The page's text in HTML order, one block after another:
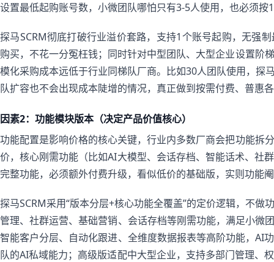
设置最低起购账号数，小微团队哪怕只有3-5人使用，也必须
探马SCRM彻底打破行业溢价套路，支持1个账号起购，无强
购买，不花一分冤枉钱；同时针对中型团队、大型企业设置阶
模化采购成本远低于行业同梯队厂商。比如30人团队使用，探
队扩容也不会出现成本陡增的情况，真正做到按需付费、普惠
因素2：功能模块版本（决定产品价值核心）
功能配置是影响价格的核心关键，行业内多数厂商会把功能拆
价，核心刚需功能（比如AI大模型、会话存档、智能话术、社
完整功能，必须额外付费升级，看似低价的基础版，实则功能
探马SCRM采用“版本分层+核心功能全覆盖”的定价逻辑，不
管理、社群运营、基础营销、会话存档等刚需功能，满足小微
智能客户分层、自动化跟进、全维度数据报表等高阶功能，AI
队的AI私域能力；高级版适配中大型企业，支持多部门管理、